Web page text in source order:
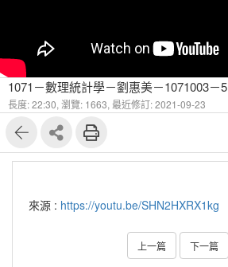
1071－數理統計學－劉惠美－1071003－5
長度: 22:30, 瀏覽: 1663, 最近修訂: 2021-09-23
來源 : https://youtu.be/SHN2HXRX1kg
上一篇 下一篇